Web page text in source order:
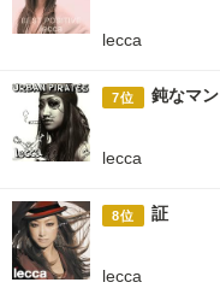
lecca
7位 鈍なマン
lecca
8位 証
lecca